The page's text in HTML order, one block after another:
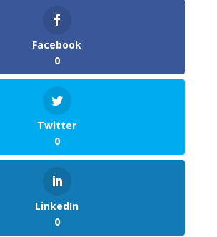
Facebook
0
Twitter
0
LinkedIn
0